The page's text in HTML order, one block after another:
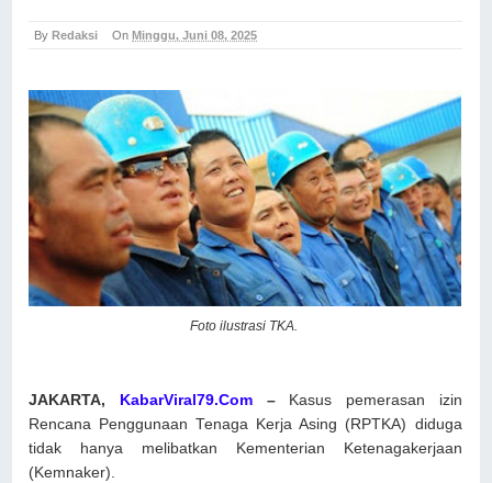
By Redaksi On Minggu, Juni 08, 2025
Foto ilustrasi TKA.
JAKARTA, KabarViral79.Com–Kasus pemerasan izin
Rencana Penggunaan Tenaga Kerja Asing (RPTKA) diduga
tidak hanya melibatkan Kementerian Ketenagakerjaan
(Kemnaker).